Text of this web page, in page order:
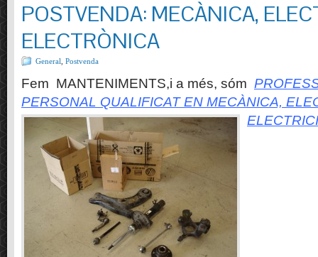
POSTVENDA: MECÀNICA,
ELECTRÒNICA
General Postvenda
Fem MANTENIMENTS,i a més, sóm
PERSONAL QUALIFICAT EN MECÀNICA,